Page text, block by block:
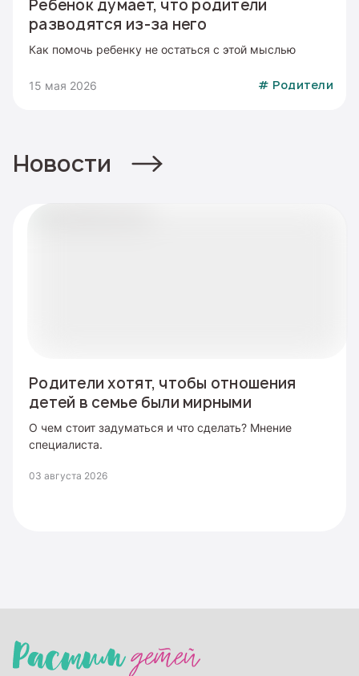
Ребенок думает, что родители
разводятся из-за него
Как помочь ребенку не остаться с этой мыслью
15 мая 2026 # Родители
Новости
Родители хотят, чтобы отношения
детей в семье были мирными
О чем стоит задуматься и что сделать? Мнение
специалиста.
03 августа 2026